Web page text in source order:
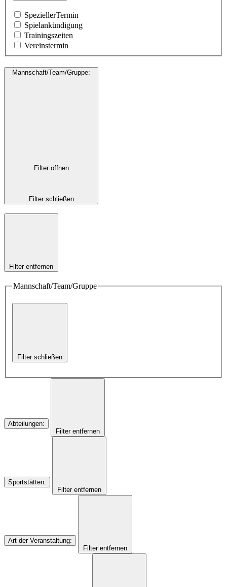
SpeziellerTermin
Spielankündigung
Trainingszeiten
Vereinstermin
Mannschaft/Team/Gruppe:
Filter öffnen
Filter schließen
Filter entfernen
Mannschaft/Team/Gruppe
Filter schließen
Abteilungen:
Filter entfernen
Sportstätten:
Filter entfernen
Art der Veranstaltung:
Filter entfernen